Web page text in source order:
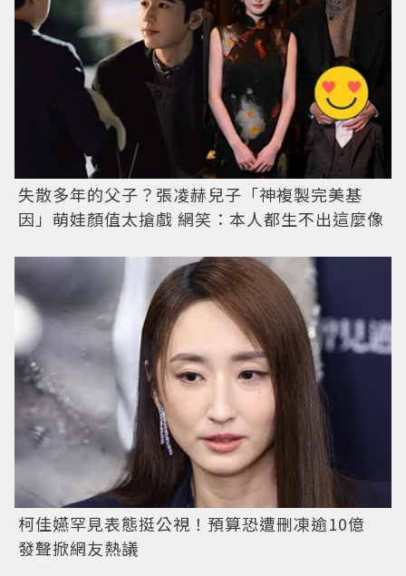
失散多年的父子？張凌赫兒子「神複製完美基
因」萌娃顏值太搶戲 網笑：本人都生不出這麼像
柯佳嬿罕見表態挺公視！預算恐遭刪凍逾10億
發聲掀網友熱議